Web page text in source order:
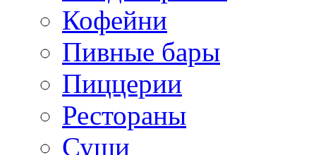
Кофейни
Пивные бары
Пиццерии
Рестораны
Суши